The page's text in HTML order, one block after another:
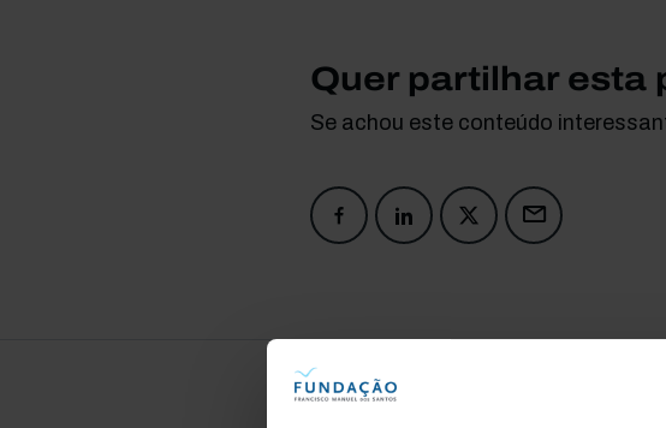
Quer partilhar esta
Se achou este conteúdo